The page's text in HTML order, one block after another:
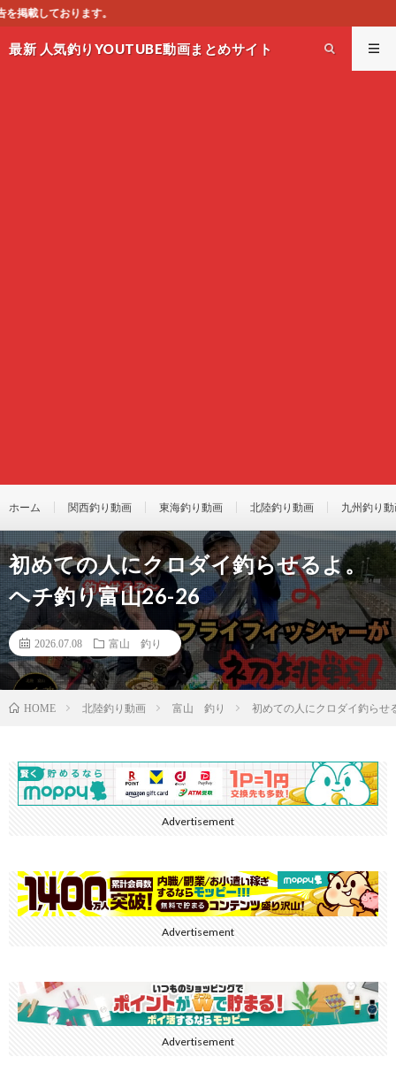
最新 人気釣りYOUTUBE動画まとめサイト
ホーム 関西釣り動画 東海釣り動画 北陸釣り動画 九州釣り
初めての人にクロダイ釣らせるよ。
ヘチ釣り富山26-26
2026.07.08 富山 釣り
HOME 北陸釣り動画 富山 釣り 初めての人にクロダイ釣らせ
Advertisement
Advertisement
Advertisement